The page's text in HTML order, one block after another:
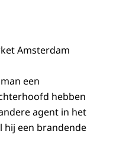
Amsterdam
een
hebben
agent in het
hij een brandende